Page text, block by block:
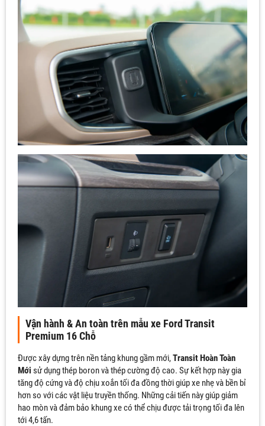
Vận hành & An toàn trên mẫu xe Ford Transit
Premium 16 Chỗ
Được xây dựng trên nền tảng khung gầm mới,Transit Hoàn Toàn
Mới sử dụng thép boron và thép cường độ cao. Sự kết hợp này gia
tăng độ cứng và độ chịu xoắn tối đa đồng thời giúp xe nhẹ và bền bỉ
hơn so với các vật liệu truyền thống. Những cải tiến này giúp giảm
hao mòn và đảm bảo khung xe có thể chịu được tải trọng tối đa lên
tới 4,6 tấn.